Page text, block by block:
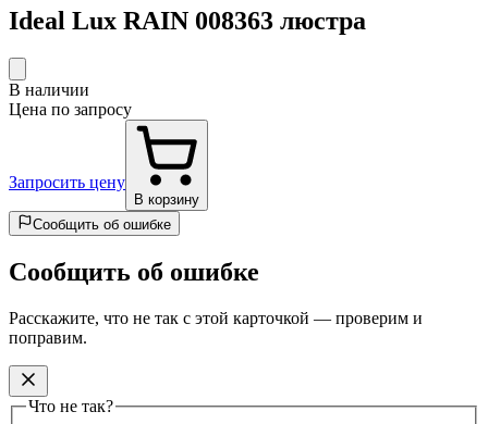
Ideal Lux RAIN 008363 люстра
В наличии
Цена по запросу
Запросить цену
В корзину
Сообщить об ошибке
Сообщить об ошибке
Расскажите, что не так с этой карточкой — проверим и
поправим.
Что не так?